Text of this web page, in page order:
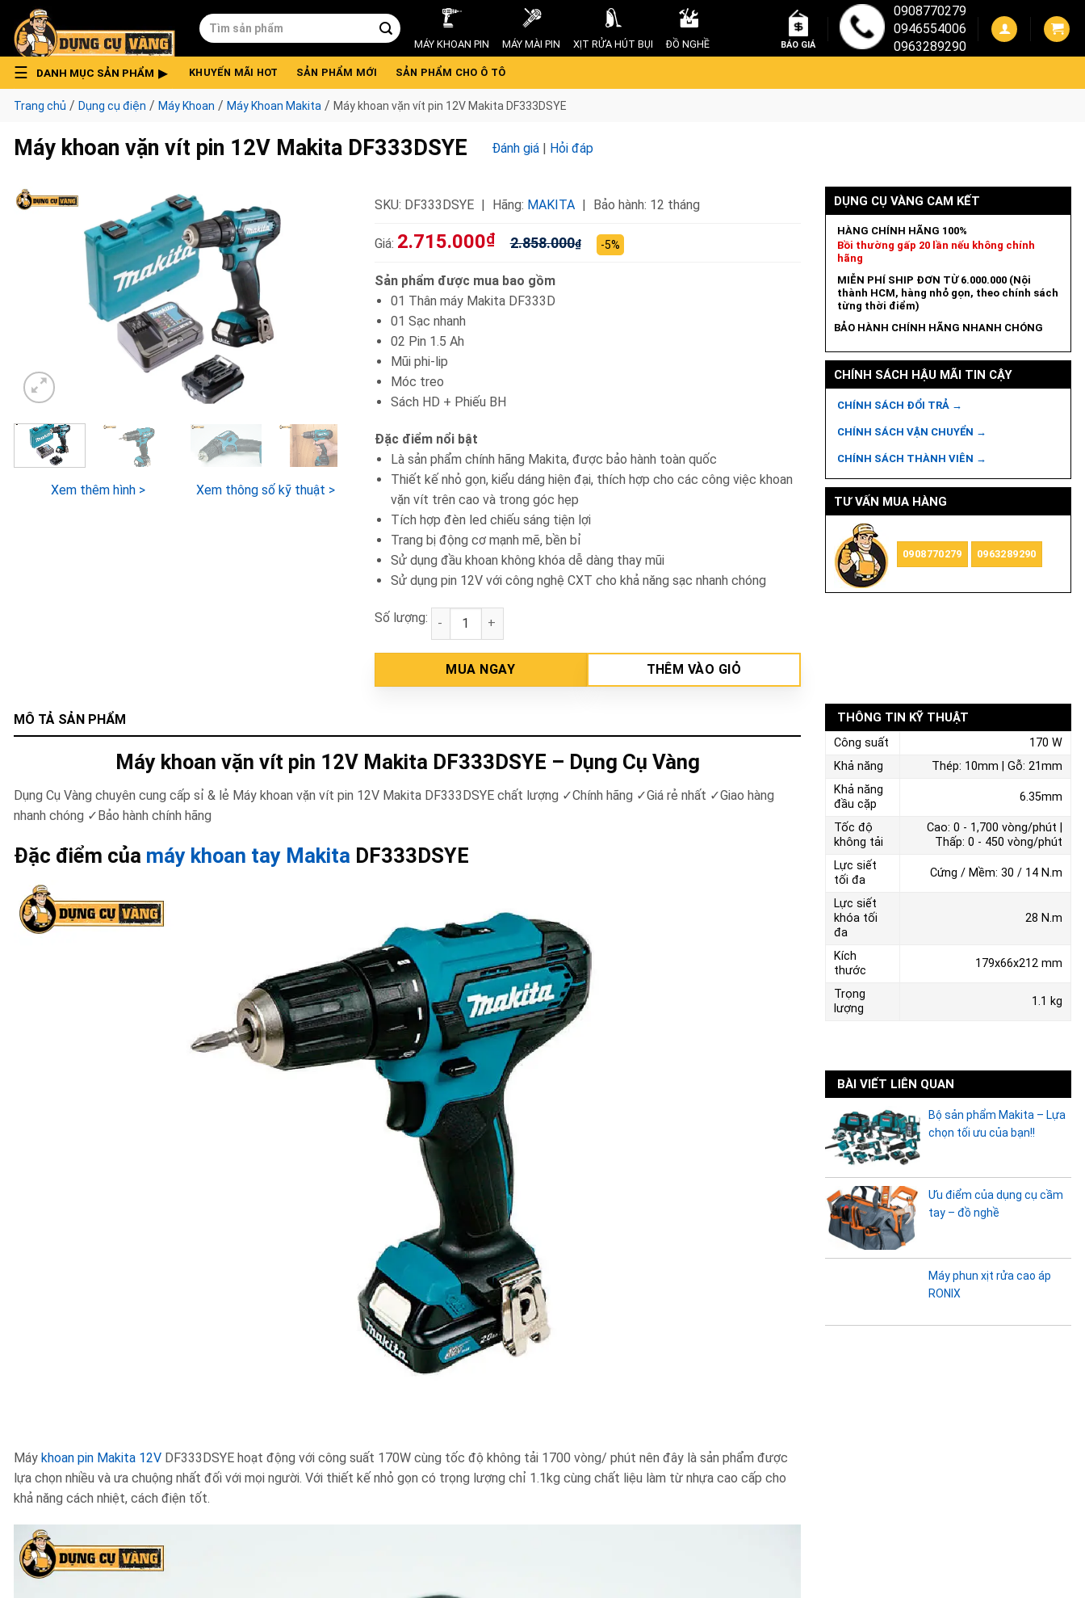
content
Tìm
kiếm:
MÁY KHOAN PIN MÁY MÀI PIN XỊT RỬA HÚT BỤI ĐỒ NGHỀ BÁO GIÁ
0908770279
0946554006
0963289290
DANH MỤC SẢN PHẨM KHUYẾN MÃI HOT SẢN PHẨM MỚI SẢN PHẨM CHO Ô TÔ
Trang chủ / Dụng cụ điện / Máy Khoan / Máy Khoan Makita / Máy khoan vặn vít pin 12V Makita DF333DSYE
Máy khoan vặn vít pin 12V Makita DF333DSYE Đánh giá | Hỏi đáp
Xem thêm hình > Xem thông số kỹ thuật >
SKU: DF333DSYE Hãng: MAKITA Bảo hành: 12 tháng
Giá: 2.715.000₫ 2.858.000₫ -5%
Sản phẩm được mua bao gồm
01 Thân máy Makita DF333D
01 Sạc nhanh
02 Pin 1.5 Ah
Mũi phi-lip
Móc treo
Sách HD + Phiếu BH
Đặc điểm nổi bật
Là sản phẩm chính hãng Makita, được bảo hành toàn quốc
Thiết kế nhỏ gọn, kiểu dáng hiện đại, thích hợp cho các công việc khoan
vặn vít trên cao và trong góc hẹp
Tích hợp đèn led chiếu sáng tiện lợi
Trang bị động cơ mạnh mẽ, bền bỉ
Sử dụng đầu khoan không khóa dễ dàng thay mũi
Sử dụng pin 12V với công nghệ CXT cho khả năng sạc nhanh chóng
Số lượng: Máy khoan vặn vít pin 12V Makita DF333DSYE số lượng
MUA NGAY THÊM VÀO GIỎ
DỤNG CỤ VÀNG CAM KẾT
HÀNG CHÍNH HÃNG 100%
Bồi thường gấp 20 lần nếu không chính
hãng
MIỄN PHÍ SHIP ĐƠN TỪ 6.000.000 (Nội
thành HCM, hàng nhỏ gọn, theo chính sách
từng thời điểm)
BẢO HÀNH CHÍNH HÃNG NHANH CHÓNG
CHÍNH SÁCH HẬU MÃI TIN CẬY
CHÍNH SÁCH ĐỔI TRẢ →
CHÍNH SÁCH VẬN CHUYỂN →
CHÍNH SÁCH THÀNH VIÊN →
TƯ VẤN MUA HÀNG
0908770279 0963289290
MÔ TẢ SẢN PHẨM
Máy khoan vặn vít pin 12V Makita DF333DSYE – Dụng Cụ Vàng
Dụng Cụ Vàng chuyên cung cấp sỉ & lẻ Máy khoan vặn vít pin 12V Makita DF333DSYE chất lượng ✓Chính hãng ✓Giá rẻ nhất ✓Giao hàng
nhanh chóng ✓Bảo hành chính hãng
Đặc điểm của máy khoan tay Makita DF333DSYE
Máy khoan pin Makita 12V DF333DSYE hoạt động với công suất 170W cùng tốc độ không tải 1700 vòng/ phút nên đây là sản phẩm được
lựa chọn nhiều và ưa chuộng nhất đối với mọi người. Với thiết kế nhỏ gọn có trọng lượng chỉ 1.1kg cùng chất liệu làm từ nhựa cao cấp cho
khả năng cách nhiệt, cách điện tốt.
THÔNG TIN KỸ THUẬT
Công suất
170 W
Khả năng
Thép: 10mm | Gỗ: 21mm
Khả năng
đầu cặp
6.35mm
Tốc độ
không tải
Cao: 0 - 1,700 vòng/phút |
Thấp: 0 - 450 vòng/phút
Lực siết
tối đa
Cứng / Mềm: 30 / 14 N.m
Lực siết
khóa tối
đa
28 N.m
Kích
thước
179x66x212 mm
Trọng
lượng
1.1 kg
BÀI VIẾT LIÊN QUAN
Bộ sản phẩm Makita – Lựa
chọn tối ưu của bạn!!
Ưu điểm của dụng cụ cầm
tay – đồ nghề
Máy phun xịt rửa cao áp
RONIX